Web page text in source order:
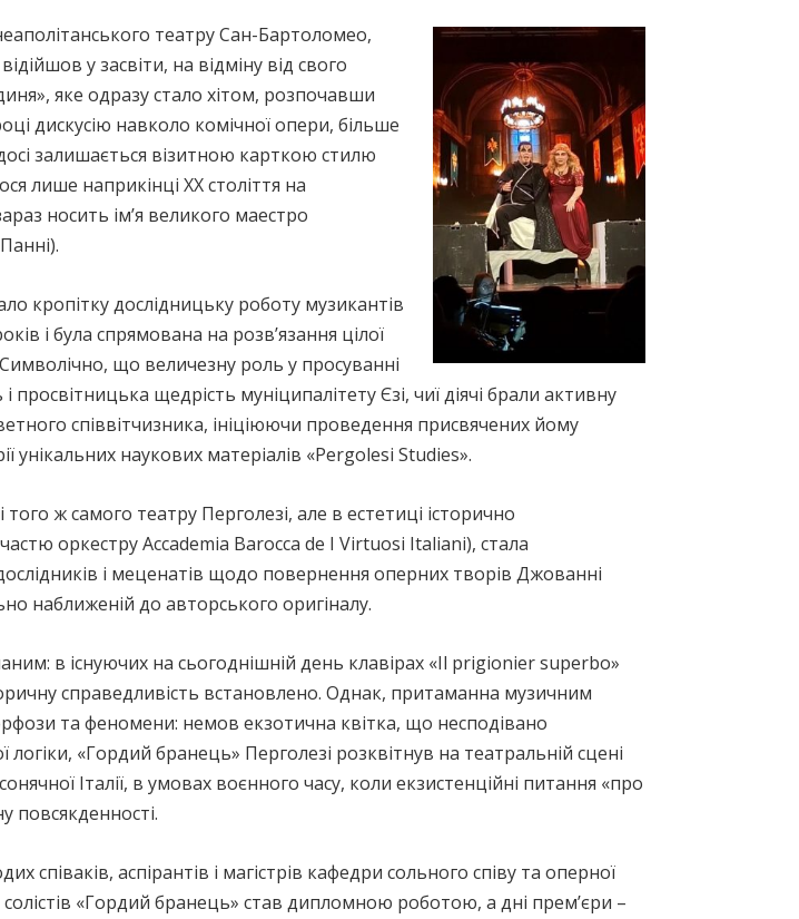
театру Сан-Бартоломео,
у засвіти, на відміну від свого
яке одразу стало хітом, розпочавши
дискусію навколо комічної опери, більше
залишається візитною карткою стилю
лише наприкінці ХХ століття на
носить ім’я великого маестро
кропітку дослідницьку роботу музикантів
і була спрямована на розв’язання цілої
що величезну роль у просуванні
просвітницька щедрість муніципалітету Єзі, чиї діячі брали активну
співвітчизника, ініціюючи проведення присвячених йому
наукових матеріалів «Pergolesi Studies».
ж самого театру Перголезі, але в естетиці історично
оркестру Acсademia Barocca de I Virtuosi Italiani), стала
і меценатів щодо повернення оперних творів Джованні
наближеній до авторського оригіналу.
в існуючих на сьогоднішній день клавірах «Il prigionier superbo»
справедливість встановлено. Однак, притаманна музичним
та феномени: немов екзотична квітка, що несподівано
«Гордий бранець» Перголезі розквітнув на театральній сцені
Італії, в умовах воєнного часу, коли екзистенційні питання «про
повсякденності.
співаків, аспірантів і магістрів кафедри сольного співу та оперної
«Гордий бранець» став дипломною роботою, а дні прем’єри –